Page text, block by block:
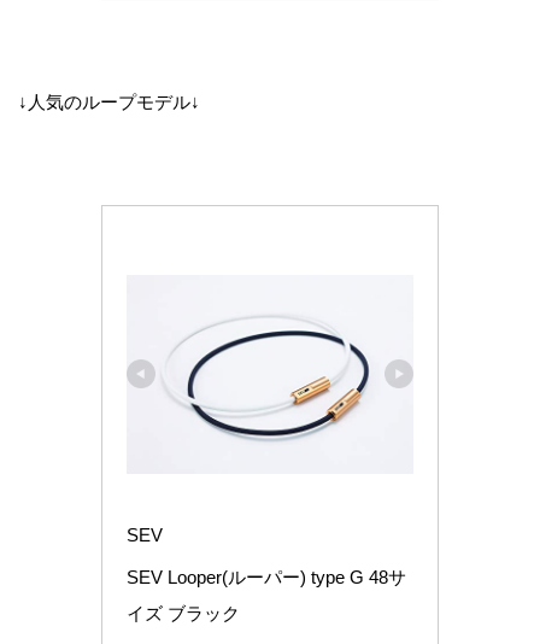
↓人気のループモデル↓
SEV
SEV Looper(ルーパー) type G 48サ
イズ ブラック